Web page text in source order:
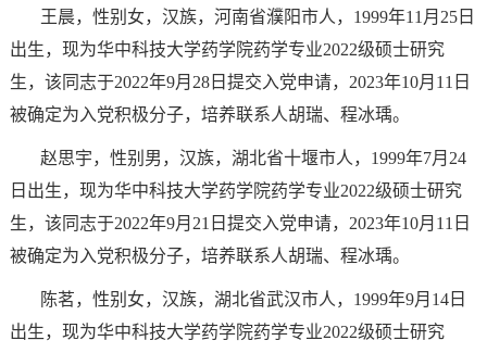
王晨，性别女，汉族，河南省濮阳市人， 1999年11 月 25日
出生，现为华中科技大学药学院药学专业2022级硕士研究
生，该同志于2022年9月 28日提交入党申请， 2023年10月 11 日
被确定为入党积极分子，培养联系人胡瑞、程冰瑀。
赵思宇，性别男，汉族，湖北省十堰市人， 1999年7月 24
日出生，现为华中科技大学药学院药学专业2022级硕士研究
生，该同志于2022年9月 21 日提交入党申请， 2023年10月 11 日
被确定为入党积极分子，培养联系人胡瑞、程冰瑀。
陈茗，性别女，汉族，湖北省武汉市人， 1999年9月 14日
出生，现为华中科技大学药学院药学专业2022级硕士研究